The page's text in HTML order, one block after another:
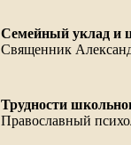
Семейный уклад и
Священник
Трудности
Православный